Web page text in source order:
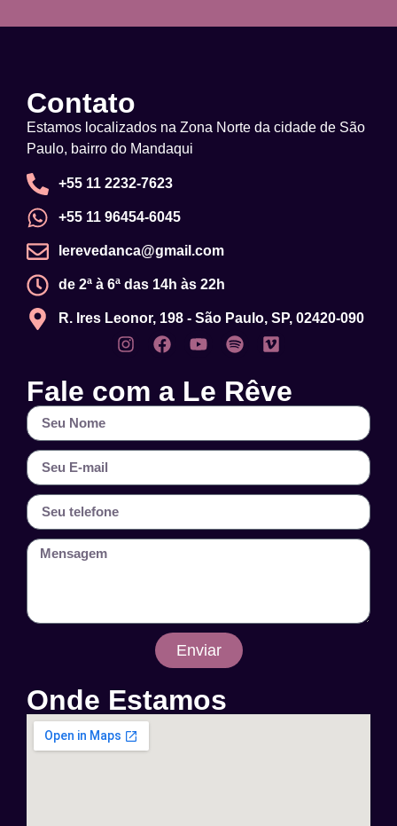
Contato
Estamos localizados na Zona Norte da cidade de São
Paulo, bairro do Mandaqui
+55 11 2232-7623
+55 11 96454-6045
lerevedanca@gmail.com
de 2ª à 6ª das 14h às 22h
R. Ires Leonor, 198 - São Paulo, SP, 02420-090
Fale com a Le Rêve
Enviar
Onde Estamos